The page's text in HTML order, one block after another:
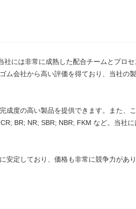
には非常に成熟した配合チームとプロ
ム会社から高い評価を得ており、当社の
成度の高い製品を提供できます。また、
BR; NR; SBR; NBR; FKM など。当社
安定しており、価格も非常に競争力があ